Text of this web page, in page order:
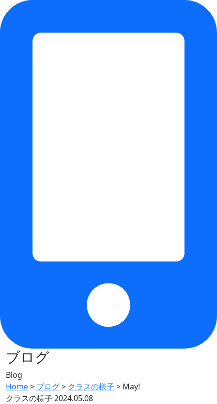
ブログ
Blog
Home> ブログ> クラスの様子 > May!
クラスの様子 2024.05.08